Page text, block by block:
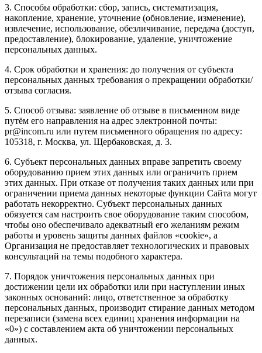
3. Способы обработки: сбор, запись, систематизация,
накопление, хранение, уточнение (обновление, изменение),
извлечение, использование, обезличивание, передача (доступ,
предоставление), блокирование, удаление, уничтожение
персональных данных.
4. Срок обработки и хранения: до получения от субъекта
персональных данных требования о прекращении обработки/
отзыва согласия.
5. Способ отзыва: заявление об отзыве в письменном виде
путём его направления на адрес электронной почты:
pr@incom.ru или путем письменного обращения по адресу:
105318, г. Москва, ул. Щербаковская, д. 3.
6. Субъект персональных данных вправе запретить своему
оборудованию прием этих данных или ограничить прием
этих данных. При отказе от получения таких данных или при
ограничении приема данных некоторые функции Сайта могут
работать некорректно. Субъект персональных данных
обязуется сам настроить свое оборудование таким способом,
чтобы оно обеспечивало адекватный его желаниям режим
работы и уровень защиты данных файлов «cookie», а
Организация не предоставляет технологических и правовых
консультаций на темы подобного характера.
7. Порядок уничтожения персональных данных при
достижении цели их обработки или при наступлении иных
законных оснований: лицо, ответственное за обработку
персональных данных, производит стирание данных методом
перезаписи (замена всех единиц хранения информации на
«0») с составлением акта об уничтожении персональных
данных.